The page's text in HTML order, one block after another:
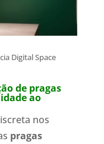
Digital Space
de pragas
ao
nos
pragas